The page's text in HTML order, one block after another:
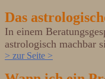
Das
In einem
astrologisch machbar
> zur Seite >